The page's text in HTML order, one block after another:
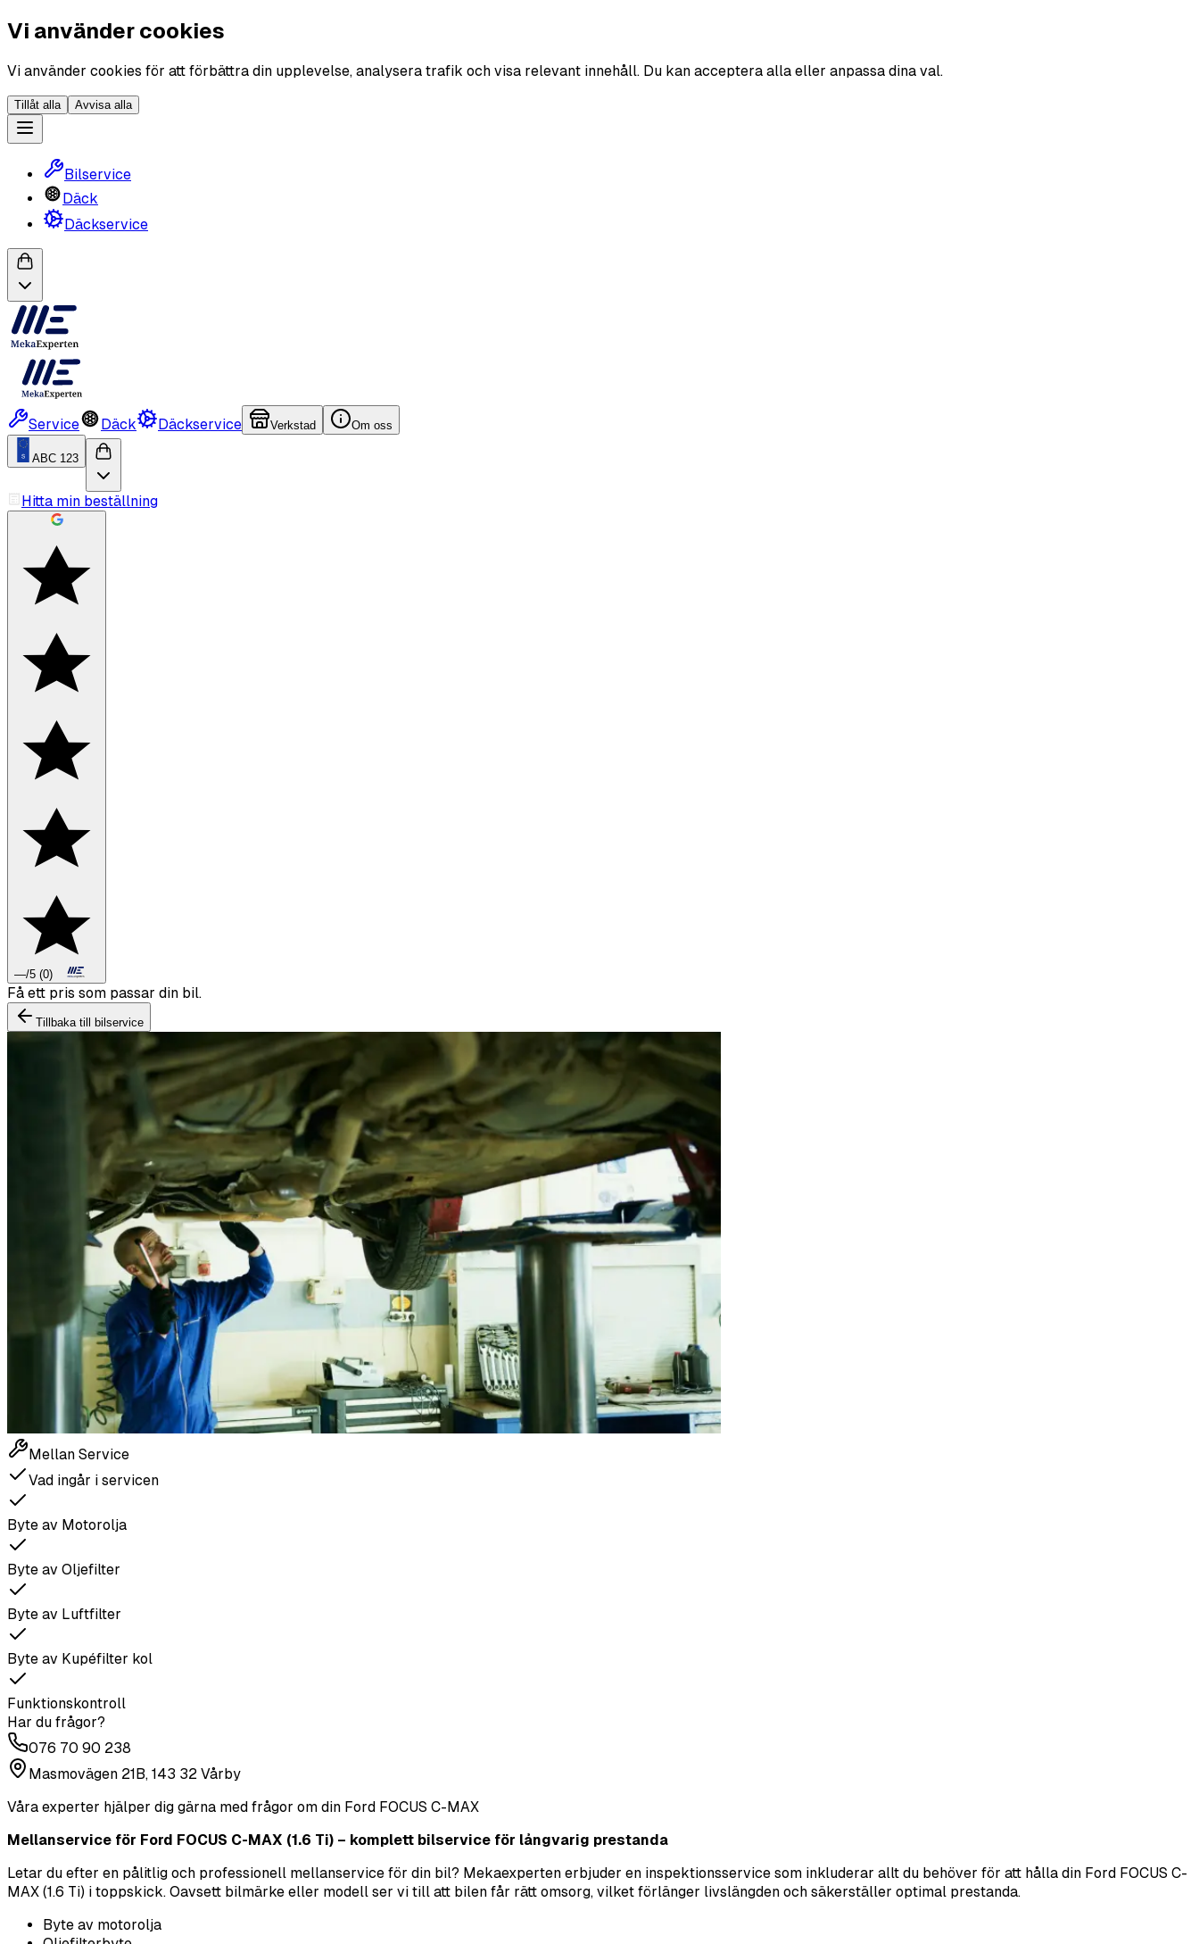
Vi använder cookies
Vi använder cookies för att förbättra din upplevelse, analysera trafik och visa relevant innehåll. Du kan acceptera alla eller anpassa dina val.
Tillåt alla Avvisa alla
Bilservice
Däck
Däckservice
Service Däck Däckservice Verkstad Om oss
ABC 123
Hitta min beställning
—/5 (0)
Boka däckbyte eller montering inför vintern.
Tillbaka till bilservice
Mellan Service
Vad ingår i servicen
Byte av Motorolja
Byte av Oljefilter
Byte av Luftfilter
Byte av Kupéfilter kol
Funktionskontroll
Har du frågor?
076 70 90 238
Masmovägen 21B, 143 32 Vårby
Våra experter hjälper dig gärna med frågor om din Ford FOCUS C-MAX
Mellanservice för Ford FOCUS C-MAX (1.6 Ti) – komplett bilservice för långvarig prestanda
Letar du efter en pålitlig och professionell mellanservice för din bil? Mekaexperten erbjuder en inspektionsservice som inkluderar allt du behöver för att hålla din Ford FOCUS C-
MAX (1.6 Ti) i toppskick. Oavsett bilmärke eller modell ser vi till att bilen får rätt omsorg, vilket förlänger livslängden och säkerställer optimal prestanda.
Byte av motorolja